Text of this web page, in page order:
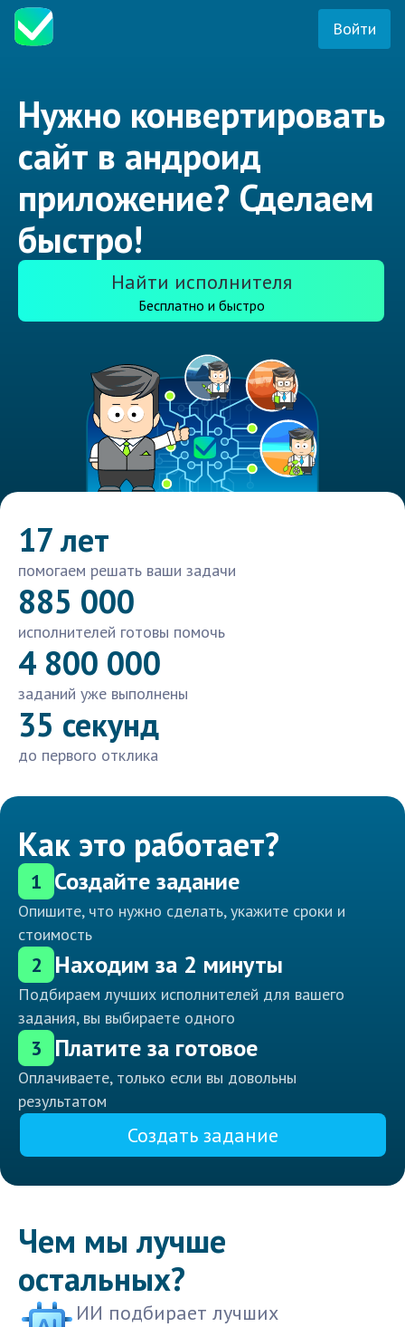
Войти
Нужно конвертировать
сайт в андроид
приложение? Сделаем
быстро!
Найти исполнителя
Бесплатно и быстро
17 лет
помогаем решать ваши задачи
885 000
исполнителей готовы помочь
4 800 000
заданий уже выполнены
35 секунд
до первого отклика
Как это работает?
1 Создайте задание
Опишите, что нужно сделать, укажите сроки и
стоимость
2 Находим за 2 минуты
Подбираем лучших исполнителей для вашего
задания, вы выбираете одного
3 Платите за готовое
Оплачиваете, только если вы довольны
результатом
Создать задание
Чем мы лучше
остальных?
ИИ подбирает лучших